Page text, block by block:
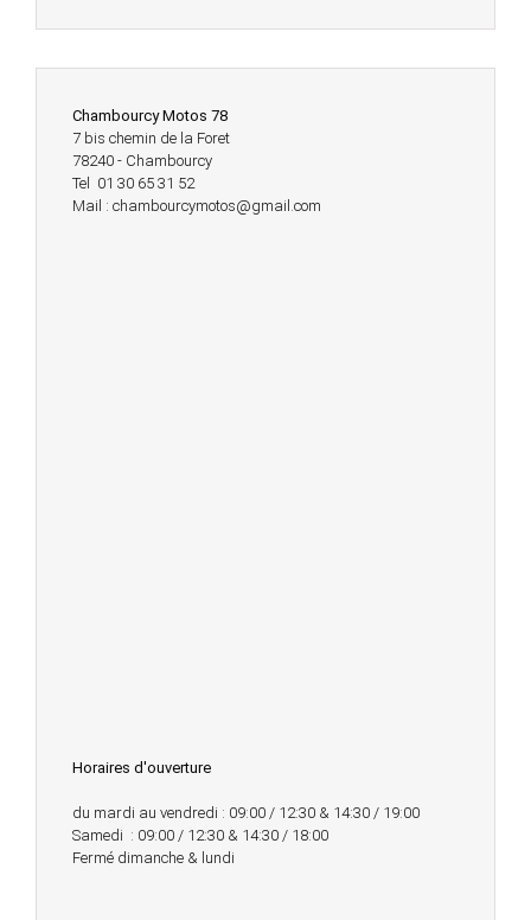
Chambourcy Motos 78
7 bis chemin de la Foret
78240 - Chambourcy
Tel 01 30 65 31 52
Mail : chambourcymotos@gmail.com
Horaires d'ouverture
du mardi au vendredi : 09:00 / 12:30 & 14:30 / 19:00
Samedi : 09:00 / 12:30 & 14:30 / 18:00
Fermé dimanche & lundi